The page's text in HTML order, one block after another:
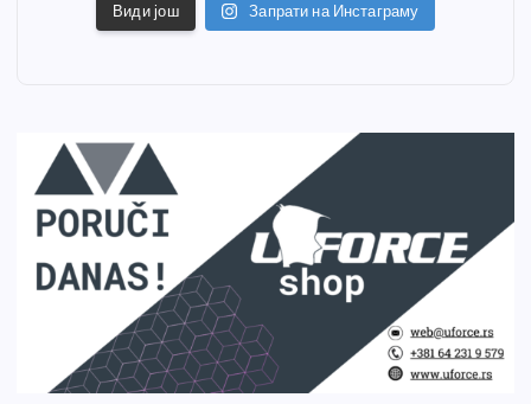
Види још Запрати на Инстаграму